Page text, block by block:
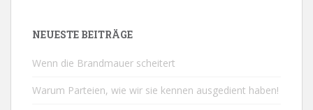
NEUESTE BEITRÄGE
Wenn die Brandmauer scheitert
Warum Parteien, wie wir sie kennen ausgedient haben!